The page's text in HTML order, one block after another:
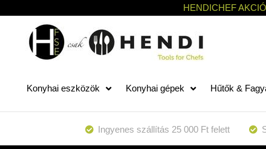
HENDICHEF
Konyhai eszközök Konyhai gépek Hűtők &
Ingyenes szállítás 25 000 Ft felett